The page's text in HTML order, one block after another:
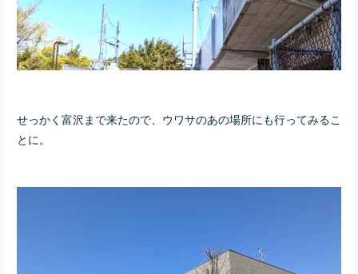
せっかく富沢まで来たので、ウワサのあの場所にも行ってみるこ
とに。